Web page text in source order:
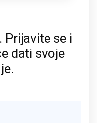
Prijavite se i
dati svoje